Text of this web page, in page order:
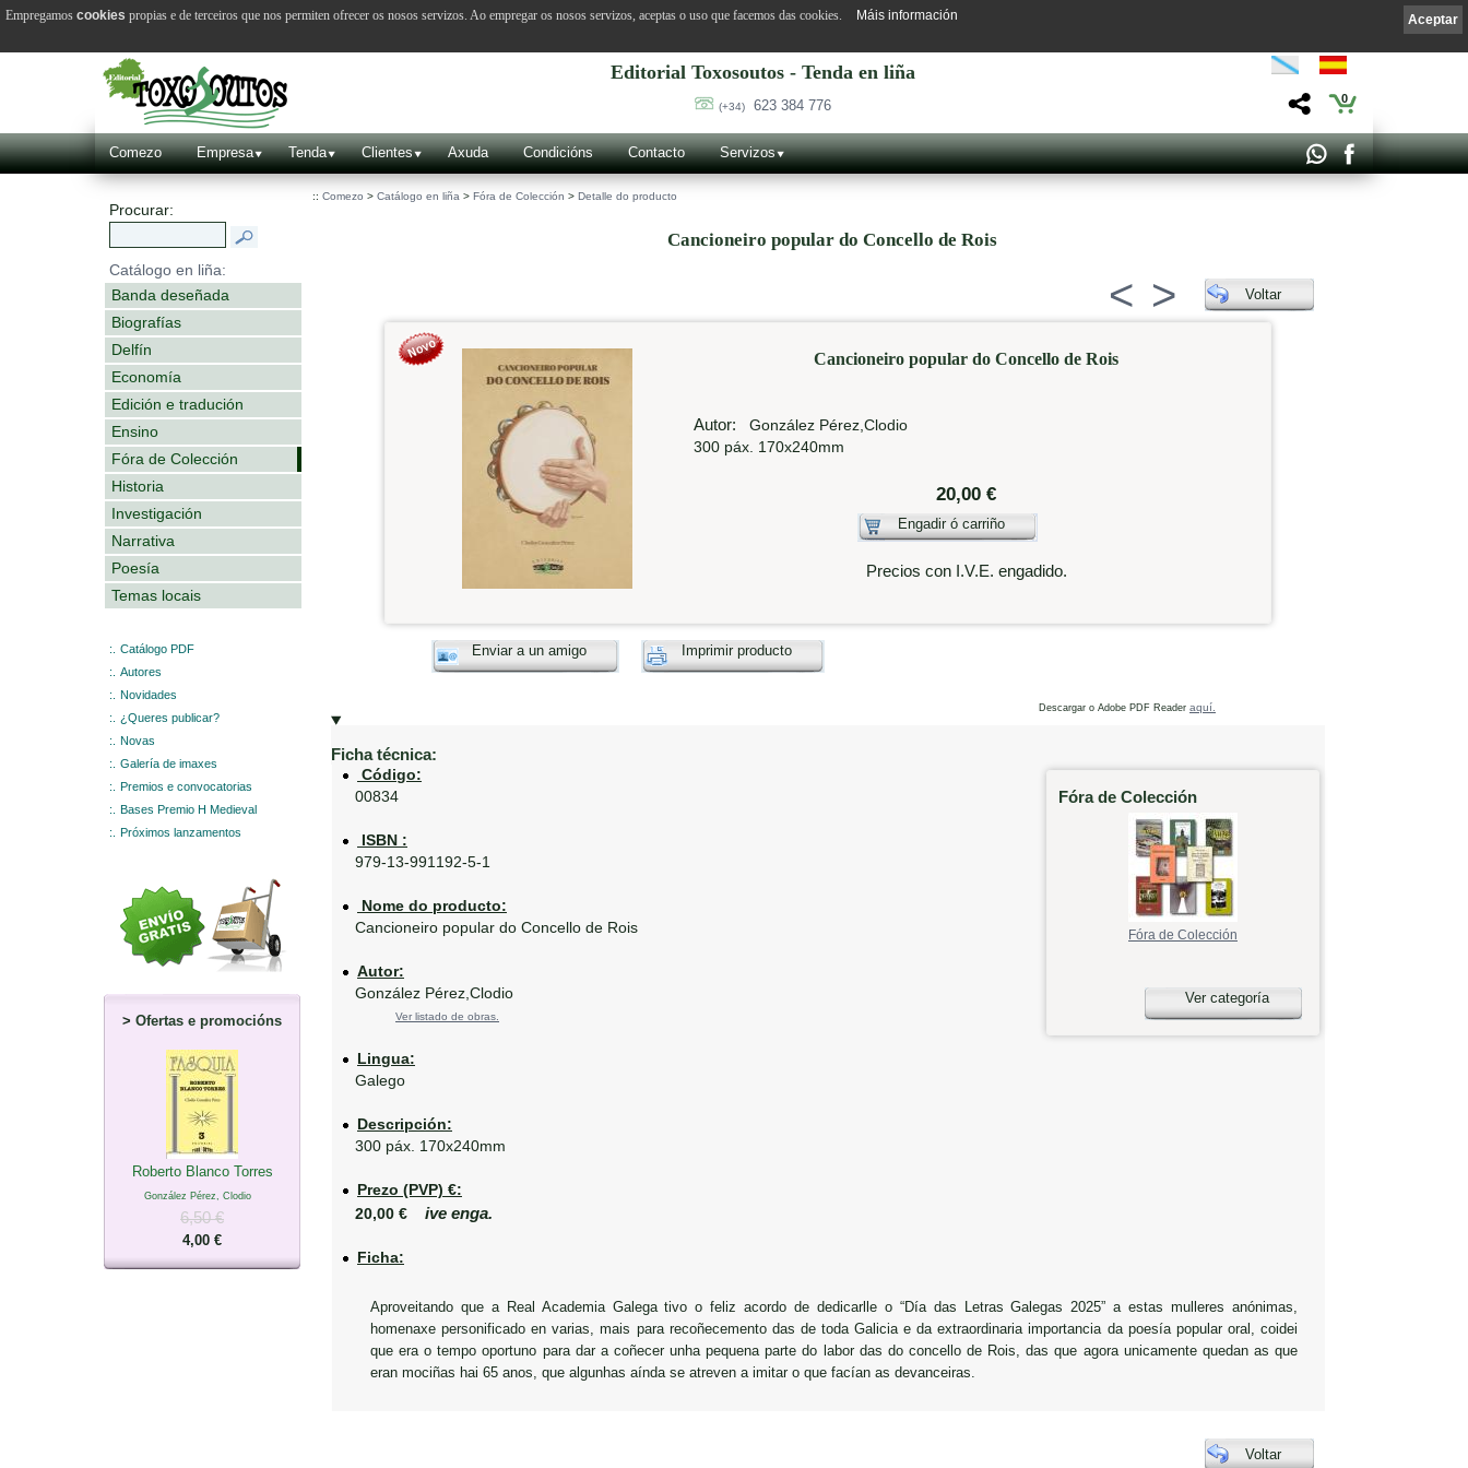
Editorial Toxosoutos - Tenda en liña
(+34) 623 384 776 0
Comezo Empresa Tenda Clientes Axuda Condicións Contacto Servizos
Procurar:
Catálogo en liña:
Banda deseñada
Biografías
Delfín
Economía
Edición e tradución
Ensino
Fóra de Colección
Historia
Investigación
Narrativa
Poesía
Temas locais
:.
Catálogo PDF
:.
Autores
:.
Novidades
:.
¿Queres publicar?
:.
Novas
:.
Galería de imaxes
:.
Premios e convocatorias
:.
Bases Premio H Medieval
:.
Próximos lanzamentos
> Ofertas e promocións
Roberto Blanco Torres
González Pérez, Clodio
6,50 €
4,00 €
:: Comezo > Catálogo en liña > Fóra de Colección > Detalle do producto
Cancioneiro popular do Concello de Rois
< > Voltar
Cancioneiro popular do Concello de Rois
Autor: González Pérez,Clodio
300 páx. 170x240mm
20,00 €
Engadir ó carriño
Precios con I.V.E. engadido.
Enviar a un amigo Imprimir producto
Descargar o Adobe PDF Reader aquí.
Ficha técnica:
Fóra de Colección
Fóra de Colección
Ver categoría
Código:
00834
ISBN :
979-13-991192-5-1
Nome do producto:
Cancioneiro popular do Concello de Rois
Autor:
González Pérez,Clodio
Ver listado de obras.
Lingua:
Galego
Descripción:
300 páx. 170x240mm
Prezo (PVP) €:
20,00 € ive enga.
Ficha:
Aproveitando que a Real Academia Galega tivo o feliz acordo de dedicarlle o “Día das Letras Galegas 2025” a estas mulleres anónimas,
homenaxe personificado en varias, mais para recoñecemento das de toda Galicia e da extraordinaria importancia da poesía popular oral, coidei
que era o tempo oportuno para dar a coñecer unha pequena parte do labor das do concello de Rois, das que agora unicamente quedan as que
eran mociñas hai 65 anos, que algunhas aínda se atreven a imitar o que facían as devanceiras.
Voltar
Aceptar
Empregamos cookies propias e de terceiros que nos permiten ofrecer os nosos servizos. Ao empregar os nosos servizos, aceptas o uso que facemos das cookies. Máis información